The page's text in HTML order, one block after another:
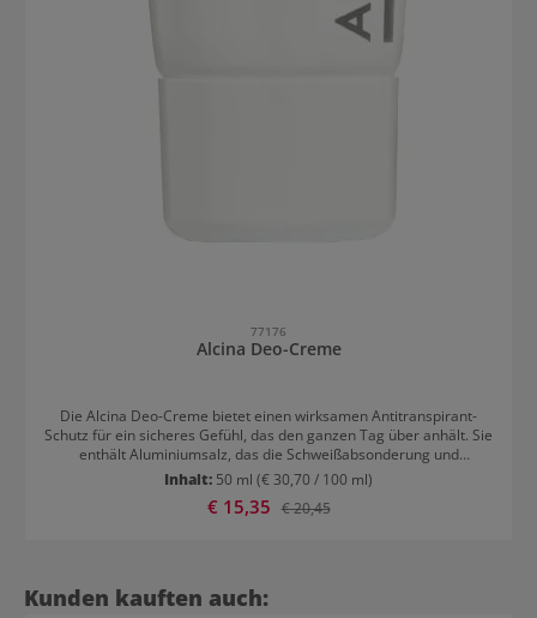
77176
Alcina Deo-Creme
Die Alcina Deo-Creme bietet einen wirksamen Antitranspirant-
Schutz für ein sicheres Gefühl, das den ganzen Tag über anhält. Sie
enthält Aluminiumsalz, das die Schweißabsonderung und
Geruchsbildung vermindert, und feuchtigkeitsspendendes und
reizlinderndes Allantoin. Die Deo-Creme kommt ohne Alkohol aus
und ist somit eine sanfte Alternative zu herkömmlichen Deo-
Inhalt: 50 ml (€ 30,70 / 100 ml)
Verkaufspreis:
€ 15,35 Regulärer Preis:
€ 20,45
Produktgalerie überspringen
Kunden kauften auch: